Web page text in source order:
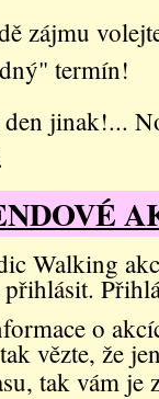
zájmu
termín!
den jinak!...
Walking
přihlásit.
o
vězte, že
tak vám je